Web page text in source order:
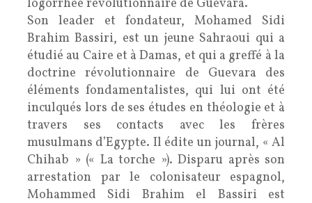
logorrhée révolutionnaire de Guevara.
Son leader et fondateur, Mohamed Sidi
Brahim Bassiri, est un jeune Sahraoui qui a
étudié au Caire et à Damas, et qui a greffé à la
doctrine révolutionnaire de Guevara des
éléments fondamentalistes, qui lui ont été
inculqués lors de ses études en théologie et à
travers ses contacts avec les frères
musulmans d’Egypte. Il édite un journal, « Al
Chihab » (« La torche »). Disparu après son
arrestation par le colonisateur espagnol,
Mohammed Sidi Brahim el Bassiri est